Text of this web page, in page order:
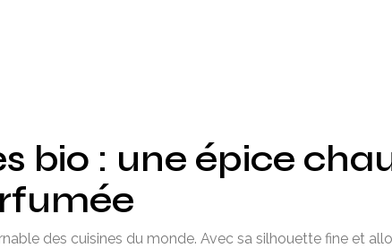
bio : une épice
des cuisines du monde. Avec sa silhouette fine et